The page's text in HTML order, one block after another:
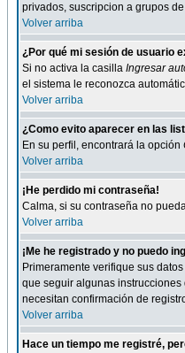
privados, suscripcion a grupos
Volver arriba
¿Por qué mi sesión de usuario
Si no activa la casilla Ingresar
el sistema le reconozca
Volver arriba
¿Como evito aparecer en las
En su perfil, encontrará la opción
Volver arriba
¡He perdido mi contraseña!
Calma, si su contraseña no
Volver arriba
¡Me he registrado y no puedo
Primeramente verifique sus
que seguir algunas
necesitan confirmación de
Volver arriba
Hace un tiempo me registré,